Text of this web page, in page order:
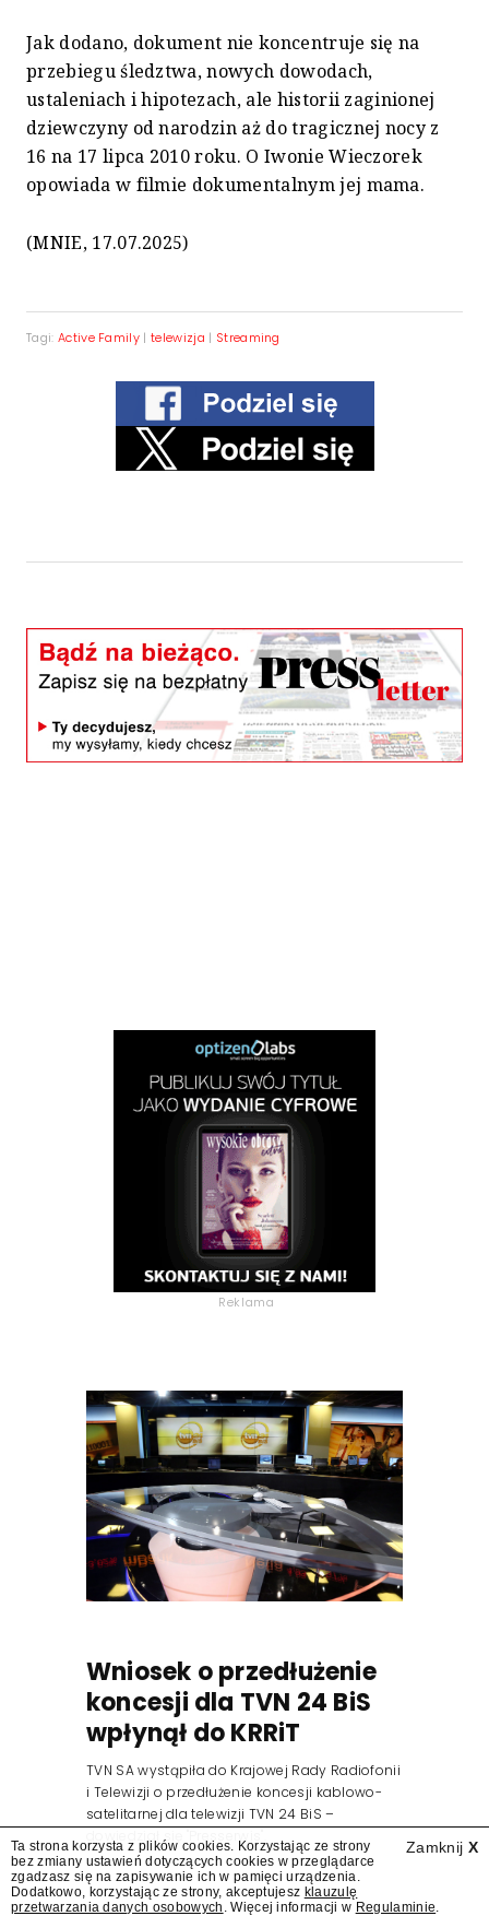
Jak dodano, dokument nie koncentruje się na
przebiegu śledztwa, nowych dowodach,
ustaleniach i hipotezach, ale historii zaginionej
dziewczyny od narodzin aż do tragicznej nocy z
16 na 17 lipca 2010 roku. O Iwonie Wieczorek
opowiada w filmie dokumentalnym jej mama.
(MNIE, 17.07.2025)
Tagi: Active Family |telewizja | Streaming
Reklama
Wniosek o przedłużenie
koncesji dla TVN 24 BiS
wpłynął do KRRiT
TVN SA wystąpiła do Krajowej Rady Radiofonii
i Telewizji o przedłużenie koncesji kablowo-
satelitarnej dla telewizji TVN 24 BiS –
dowiedział się "Presserwis".
Zamknij X
Ta strona korzysta z plików cookies. Korzystając ze strony
bez zmiany ustawień dotyczących cookies w przeglądarce
zgadzasz się na zapisywanie ich w pamięci urządzenia.
Dodatkowo, korzystając ze strony, akceptujesz klauzulę
przetwarzania danych osobowych . Więcej informacji w Regulaminie.